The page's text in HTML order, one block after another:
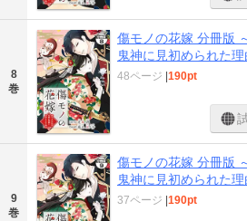
8
巻
傷モノの花嫁 分冊版
鬼神に見初められた
48ページ 190pt
9
巻
傷モノの花嫁 分冊版
鬼神に見初められた
37ページ 190pt